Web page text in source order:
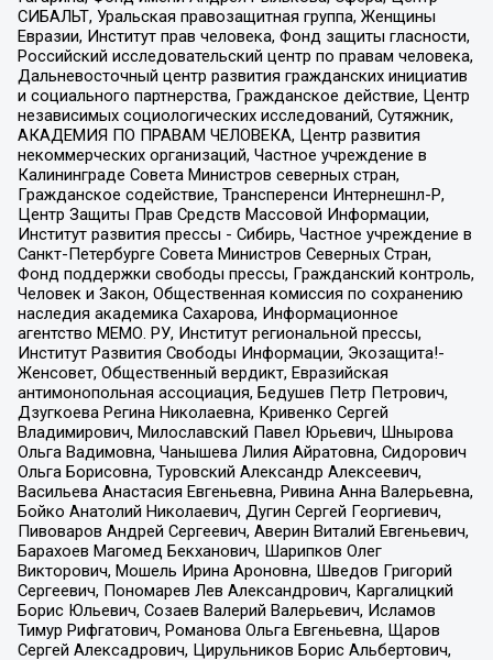
СИБАЛЬТ, Уральская правозащитная группа, Женщины
Евразии, Институт прав человека, Фонд защиты гласности,
Российский исследовательский центр по правам человека,
Дальневосточный центр развития гражданских инициатив
и социального партнерства, Гражданское действие, Центр
независимых социологических исследований, Сутяжник,
АКАДЕМИЯ ПО ПРАВАМ ЧЕЛОВЕКА, Центр развития
некоммерческих организаций, Частное учреждение в
Калининграде Совета Министров северных стран,
Гражданское содействие, Трансперенси Интернешнл-Р,
Центр Защиты Прав Средств Массовой Информации,
Институт развития прессы - Сибирь, Частное учреждение в
Санкт-Петербурге Совета Министров Северных Стран,
Фонд поддержки свободы прессы, Гражданский контроль,
Человек и Закон, Общественная комиссия по сохранению
наследия академика Сахарова, Информационное
агентство МЕМО. РУ, Институт региональной прессы,
Институт Развития Свободы Информации, Экозащита!-
Женсовет, Общественный вердикт, Евразийская
антимонопольная ассоциация, Бедушев Петр Петрович,
Дзугкоева Регина Николаевна, Кривенко Сергей
Владимирович, Милославский Павел Юрьевич, Шнырова
Ольга Вадимовна, Чанышева Лилия Айратовна, Сидорович
Ольга Борисовна, Туровский Александр Алексеевич,
Васильева Анастасия Евгеньевна, Ривина Анна Валерьевна,
Бойко Анатолий Николаевич, Дугин Сергей Георгиевич,
Пивоваров Андрей Сергеевич, Аверин Виталий Евгеньевич,
Барахоев Магомед Бекханович, Шарипков Олег
Викторович, Мошель Ирина Ароновна, Шведов Григорий
Сергеевич, Пономарев Лев Александрович, Каргалицкий
Борис Юльевич, Созаев Валерий Валерьевич, Исламов
Тимур Рифгатович, Романова Ольга Евгеньевна, Щаров
Сергей Алексадрович, Цирульников Борис Альбертович,